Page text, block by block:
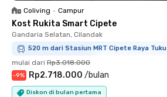
Coliving • Campur
Kost Rukita Smart Cipete
Gandaria Selatan, Cilandak
520 m dari Stasiun MRT Cipete Raya Tuku
mulai dari Rp3.018.000
-9% Rp2.718.000 /bulan
Diskon di bulan pertama